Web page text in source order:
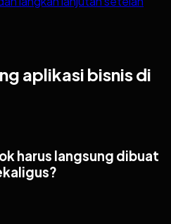
aplikasi bisnis di
harus langsung dibuat